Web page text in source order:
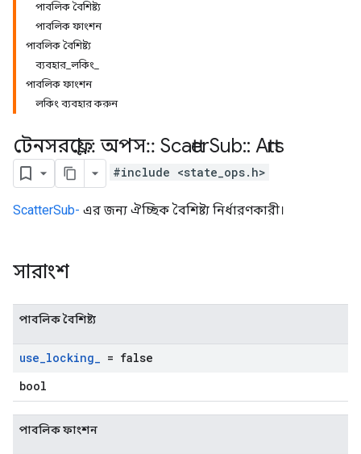
পাবলিক বৈশিষ্ট্য
পাবলিক ফাংশন
পাবলিক বৈশিষ্ট্য
ব্যবহার_লকিং_
পাবলিক ফাংশন
লকিং ব্যবহার করুন
টেনসরফ্লো:: অপস:: ScatterSub:: Attrs
#include <state_ops.h>
ScatterSub- এর জন্য ঐচ্ছিক বৈশিষ্ট্য নির্ধারণকারী।
সারাংশ
পাবলিক বৈশিষ্ট্য
use_locking_ = false
bool
পাবলিক ফাংশন